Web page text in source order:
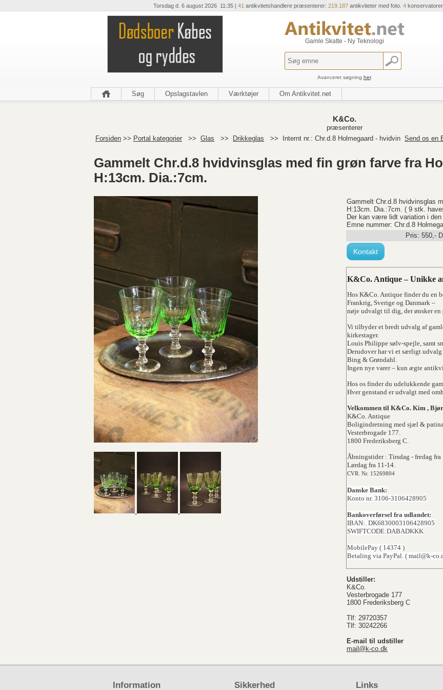
Torsdag d. 6 august 2026 11:35 | 41 antikvitetshandlere præsenterer: 219.187antikviteter med foto. 4konservatorer,
Gamle Skatte - Ny Teknologi
Avanceret søgning her.
Søg Opslagstavlen Værktøjer Om Antikvitet.net
K&Co.
præsenterer
Forsiden >> Portal kategorier >> Glas >> Drikkeglas >> Internt nr.: Chr.d.8 Holmegaard - hvidvin Send os en
Gammelt Chr.d.8 hvidvinsglas med fin grøn farve fra
H:13cm. Dia.:7cm.
Gammelt Chr.d.8 hvidvinsglas
H:13cm. Dia.:7cm. ( 9 stk.
Der kan være lidt variation i den
Emne nummer: Chr.d.8
Pris: 550,-
Kontakt
K&Co. Antique – Unikke
Hos K&Co. Antique finder du en
Frankrig, Sverige og Danmark –
nøje udvalgt til dig, der ønsker
Vi tilbyder et bredt udvalg af
kirkestager.
Louis Philippe sølv-spejle, samt
Derudover har vi et særligt
Bing & Grøndahl.
Ingen nye varer – kun ægte
Hos os finder du udelukkende
Hver genstand er udvalgt med
Velkommen til K&Co. Kim ,
K&Co. Antique
Boligindretning med sjæl & patina.
Vesterbrogade 177.
1800 Frederiksberg C.
Åbningstider : Tirsdag - fredag fra
Lørdag fra 11-14.
CVR. Nr. 15269804
Danske Bank:
Konto nr. 3106-3106428905
Bankoverførsel fra udlandet:
IBAN:. DK6830003106428905
SWIFTCODE:DABADKKK
MobilePay ( 14374 )
Betaling via PayPal. ( mail@k-
Udstiller:
K&Co.
Vesterbrogade 177
1800 Frederiksberg C
Tlf: 29720357
Tlf: 30242266
E-mail til udstiller
mail@k-co.dk
Information Sikkerhed Links